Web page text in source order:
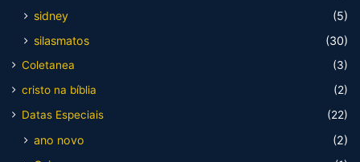
sidney
(5)
silasmatos
(30)
Coletanea
(3)
cristo na bíblia
(2)
Datas Especiais
(22)
ano novo
(2)